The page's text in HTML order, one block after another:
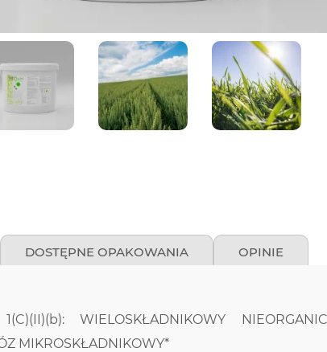
DOSTĘPNE OPAKOWANIA OPINIE
WIELOSKŁADNIKOWY
MIKROSKŁADNIKOWY*